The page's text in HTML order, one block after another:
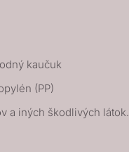
kaučuk
(PP)
a iných škodlivých látok.